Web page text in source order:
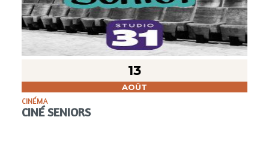
13
AOÛT
CINÉMA
CINÉ SENIORS